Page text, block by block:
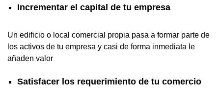
Incrementar el capital de tu empresa
Un edificio o local comercial propia pasa a formar parte de
los activos de tu empresa y casi de forma inmediata le
añaden valor
Satisfacer los requerimiento de tu comercio